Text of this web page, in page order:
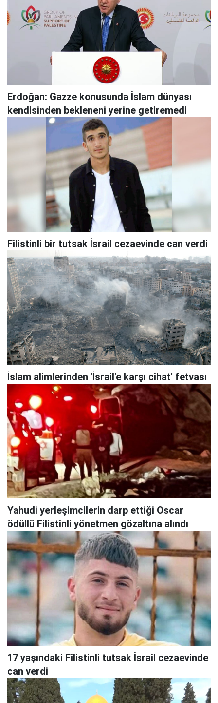
Erdoğan: Gazze konusunda İslam dünyası
kendisinden bekleneni yerine getiremedi
Filistinli bir tutsak İsrail cezaevinde can verdi
İslam alimlerinden 'İsrail'e karşı cihat' fetvası
Yahudi yerleşimcilerin darp ettiği Oscar
ödüllü Filistinli yönetmen gözaltına alındı
17 yaşındaki Filistinli tutsak İsrail cezaevinde
can verdi